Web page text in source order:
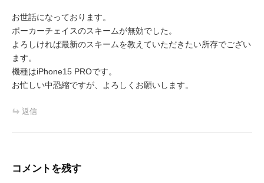
ョ
ン
お世話になっております。
ポーカーチェイスのスキームが無効でした。
よろしければ最新のスキームを教えていただきたい所存でござい
ます。
機種はiPhone15 PROです。
お忙しい中恐縮ですが、よろしくお願いします。
返信
コメントを残す